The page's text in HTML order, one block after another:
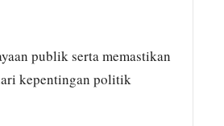
publik serta memastikan
kepentingan politik